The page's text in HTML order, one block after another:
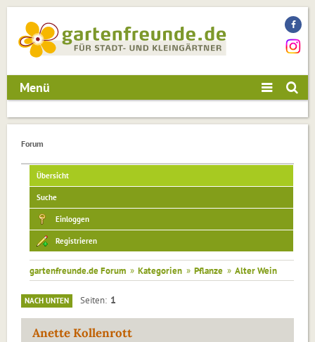
Menü
Forum
Übersicht
Suche
Einloggen
Registrieren
gartenfreunde.de Forum » Kategorien » Pflanze » Alter Wein
NACH UNTEN Seiten 1
Anette Kollenrott